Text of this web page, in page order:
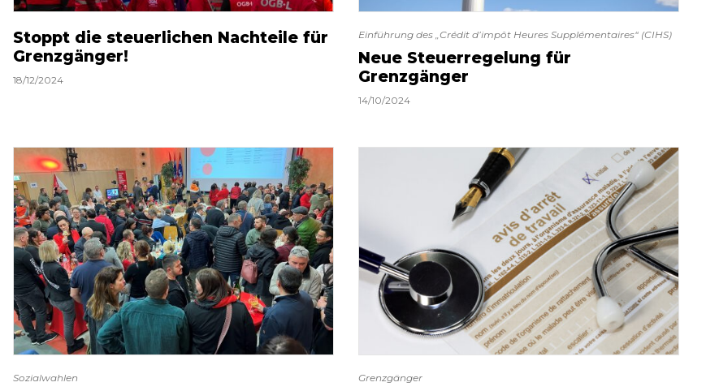
Stoppt die steuerlichen Nachteile für
Grenzgänger!
18/12/2024
Einführung des „Crédit d’impôt Heures Supplémentaires“ (CIHS)
Neue Steuerregelung für
Grenzgänger
14/10/2024
Sozialwahlen Grenzgänger